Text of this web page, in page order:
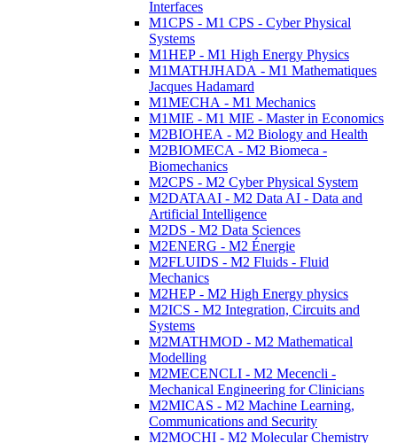
Interfaces
M1CPS - M1 CPS - Cyber Physical
Systems
M1HEP - M1 High Energy Physics
M1MATHJHADA - M1 Mathematiques
Jacques Hadamard
M1MECHA - M1 Mechanics
M1MIE - M1 MIE - Master in Economics
M2BIOHEA - M2 Biology and Health
M2BIOMECA - M2 Biomeca -
Biomechanics
M2CPS - M2 Cyber Physical System
M2DATAAI - M2 Data AI - Data and
Artificial Intelligence
M2DS - M2 Data Sciences
M2ENERG - M2 Énergie
M2FLUIDS - M2 Fluids - Fluid
Mechanics
M2HEP - M2 High Energy physics
M2ICS - M2 Integration, Circuits and
Systems
M2MATHMOD - M2 Mathematical
Modelling
M2MECENCLI - M2 Mecencli -
Mechanical Engineering for Clinicians
M2MICAS - M2 Machine Learning,
Communications and Security
M2MOCHI - M2 Molecular Chemistry